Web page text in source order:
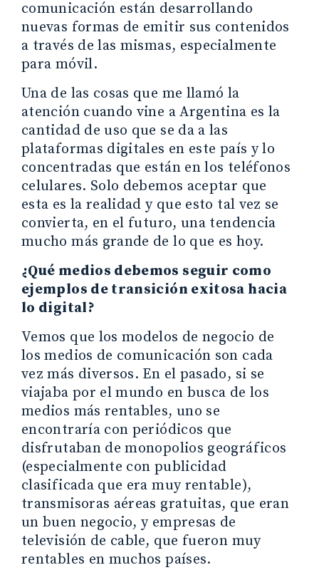
comunicación están desarrollando
nuevas formas de emitir sus contenidos
a través de las mismas, especialmente
para móvil.
Una de las cosas que me llamó la
atención cuando vine a Argentina es la
cantidad de uso que se da a las
plataformas digitales en este país y lo
concentradas que están en los teléfonos
celulares. Solo debemos aceptar que
esta es la realidad y que esto tal vez se
convierta, en el futuro, una tendencia
mucho más grande de lo que es hoy.
¿Qué medios debemos seguir como
ejemplos de transición exitosa hacia
lo digital?
Vemos que los modelos de negocio de
los medios de comunicación son cada
vez más diversos. En el pasado, si se
viajaba por el mundo en busca de los
medios más rentables, uno se
encontraría con periódicos que
disfrutaban de monopolios geográficos
(especialmente con publicidad
clasificada que era muy rentable),
transmisoras aéreas gratuitas, que eran
un buen negocio, y empresas de
televisión de cable, que fueron muy
rentables en muchos países.